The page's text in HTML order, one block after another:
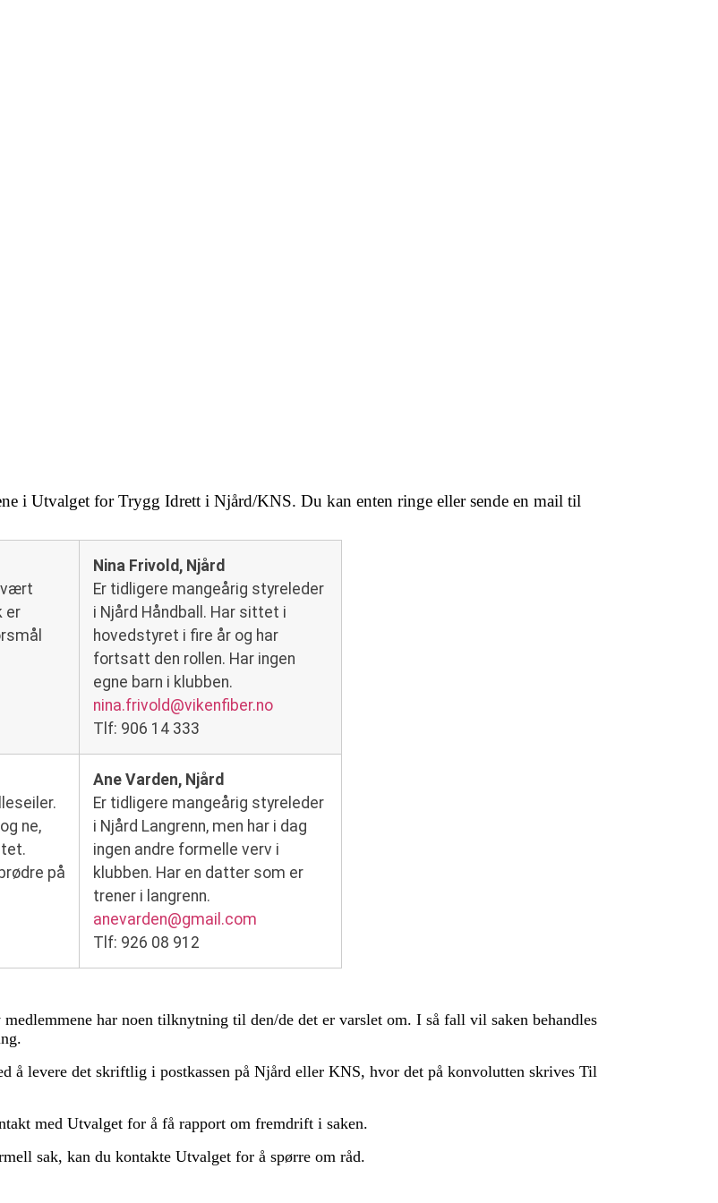
i Utvalget for Trygg Idrett i Njård/KNS. Du kan enten ringe eller sende en mail til
vært
er
Nina Frivold, Njård
Er tidligere mangeårig styreleder
i Njård Håndball. Har sittet i
hovedstyret i fire år og har
fortsatt den rollen. Har ingen
egne barn i klubben.
nina.frivold@vikenfiber.no
Tlf: 906 14 333
ne,
på
Ane Varden, Njård
Er tidligere mangeårig styreleder
i Njård Langrenn, men har i dag
ingen andre formelle verv i
klubben. Har en datter som er
trener i langrenn.
anevarden@gmail.com
Tlf: 926 08 912
har noen tilknytning til den/de det er varslet om. I så fall vil saken behandles
å levere det skriftlig i postkassen på Njård eller KNS, hvor det på konvolutten skrives Til
med Utvalget for å få rapport om fremdrift i saken.
sak, kan du kontakte Utvalget for å spørre om råd.